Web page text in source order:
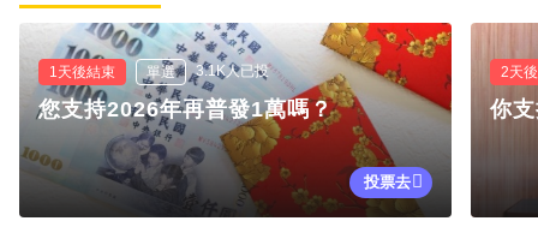
1天後結束 單選 3.1K人已投
您支持2026年再普發1萬嗎？
投票去
2天
你